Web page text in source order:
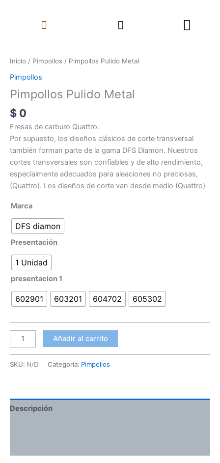
Menu Search
Inicio / Pimpollos / Pimpollos Pulido Metal
Pimpollos
Pimpollos Pulido Metal
$ 0
Fresas de carburo Quattro.
Por supuesto, los diseños clásicos de corte transversal
también forman parte de la gama DFS Diamon. Nuestros
cortes transversales son confiables y de alto rendimiento,
especialmente adecuados para aleaciones no preciosas,
(Quattro). Los diseños de corte van desde medio (Quattro)
Marca
DFS diamon
Presentación
1 Unidad
presentacion 1
602901 603201 604702 605302
Pulido
cantidad
Añadir al carrito
SKU: N/D Categoría: Pimpollos
Descripción